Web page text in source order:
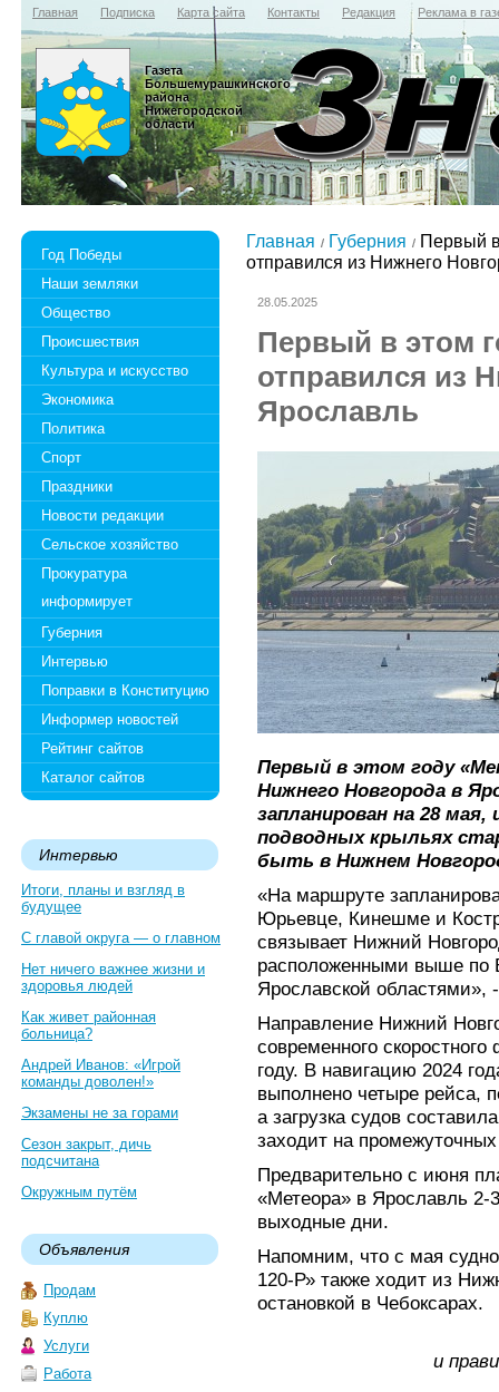
Главная Подписка Карта сайта Контакты Редакция Реклама в
Газета
Большемурашкинского
района
Нижегородской
области
Год Победы
Наши земляки
Общество
Происшествия
Культура и искусство
Экономика
Политика
Спорт
Праздники
Новости редакции
Сельское хозяйство
Прокуратура
информирует
Губерния
Интервью
Поправки в Конституцию
Информер новостей
Рейтинг сайтов
Каталог сайтов
Интервью
Итоги, планы и взгляд в
будущее
С главой округа — о главном
Нет ничего важнее жизни и
здоровья людей
Как живет районная
больница?
Андрей Иванов: «Игрой
команды доволен!»
Экзамены не за горами
Сезон закрыт, дичь
подсчитана
Окружным путём
Объявления
Продам
Куплю
Услуги
Работа
Главная Губерния
Первый
отправился из Нижнего
28.05.2025
Первый в этом
отправился из
Ярославль
Первый в этом году
Нижнего Новгорода в
запланирован на 28 мая,
подводных крыльях
быть в Нижнем
«На маршруте
Юрьевце, Кинешме и
связывает Нижний
расположенными выше по
Ярославской областями»,
Направление Нижний
современного
году. В навигацию 2024
выполнено четыре рейса,
а загрузка судов
заходит на
Предварительно с июня
«Метеора» в Ярославль
выходные дни.
Напомним, что с мая
120-Р» также ходит из
остановкой в Чебоксарах.
и